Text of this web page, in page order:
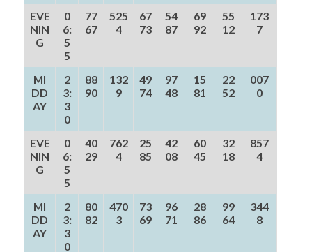
EVE
NIN
G
0
6:
5
5
77
67
525
4
67
73
54
87
69
92
55
12
173
7
MI
DD
AY
2
3:
3
0
88
90
132
9
49
74
97
48
15
81
22
52
007
0
EVE
NIN
G
0
6:
5
5
40
29
762
4
25
85
42
08
60
45
32
18
857
4
MI
DD
AY
2
3:
3
0
80
82
470
3
73
69
96
71
28
86
99
64
344
8